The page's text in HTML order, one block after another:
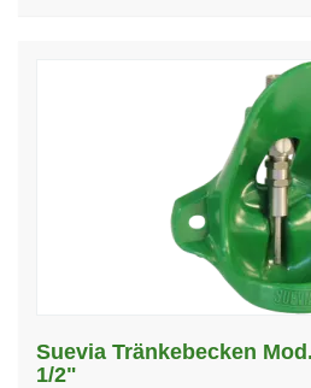
Suevia Tränkebecken
1/2"